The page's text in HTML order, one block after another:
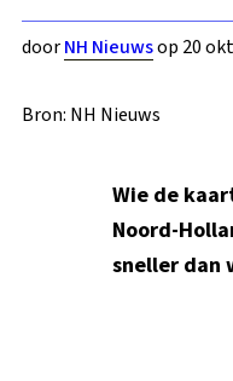
doorNH Nieuwsop 20
Bron: NH Nieuws
Wie de
Noord-
sneller dan